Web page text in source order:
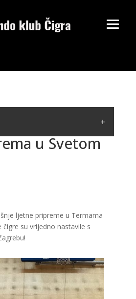
u Svetom
ljetne pripreme u Termama
čigre su vrijedno nastavile s